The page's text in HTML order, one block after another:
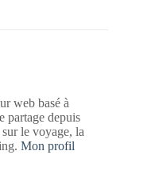
web basé à
partage depuis
le voyage, la
Mon profil